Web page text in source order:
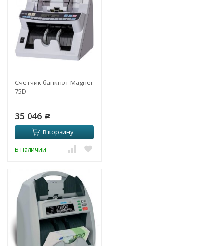
Счетчик банкнот Magner
75D
35 046 Р
В корзину
В наличии